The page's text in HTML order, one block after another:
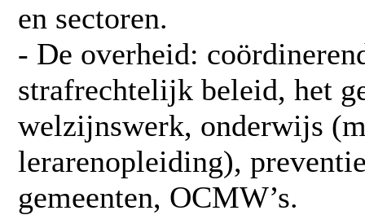
en sectoren.
- De overheid:
strafrechtelijk beleid, het
welzijnswerk, onderwijs
lerarenopleiding),
gemeenten, OCMW’s.